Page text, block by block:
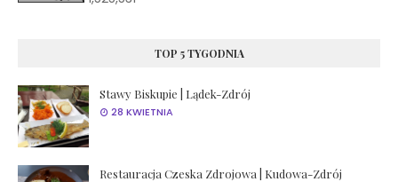
TOP 5 TYGODNIA
Stawy Biskupie | Lądek-Zdrój
28 KWIETNIA
Restauracja Czeska Zdrojowa | Kudowa-Zdrój